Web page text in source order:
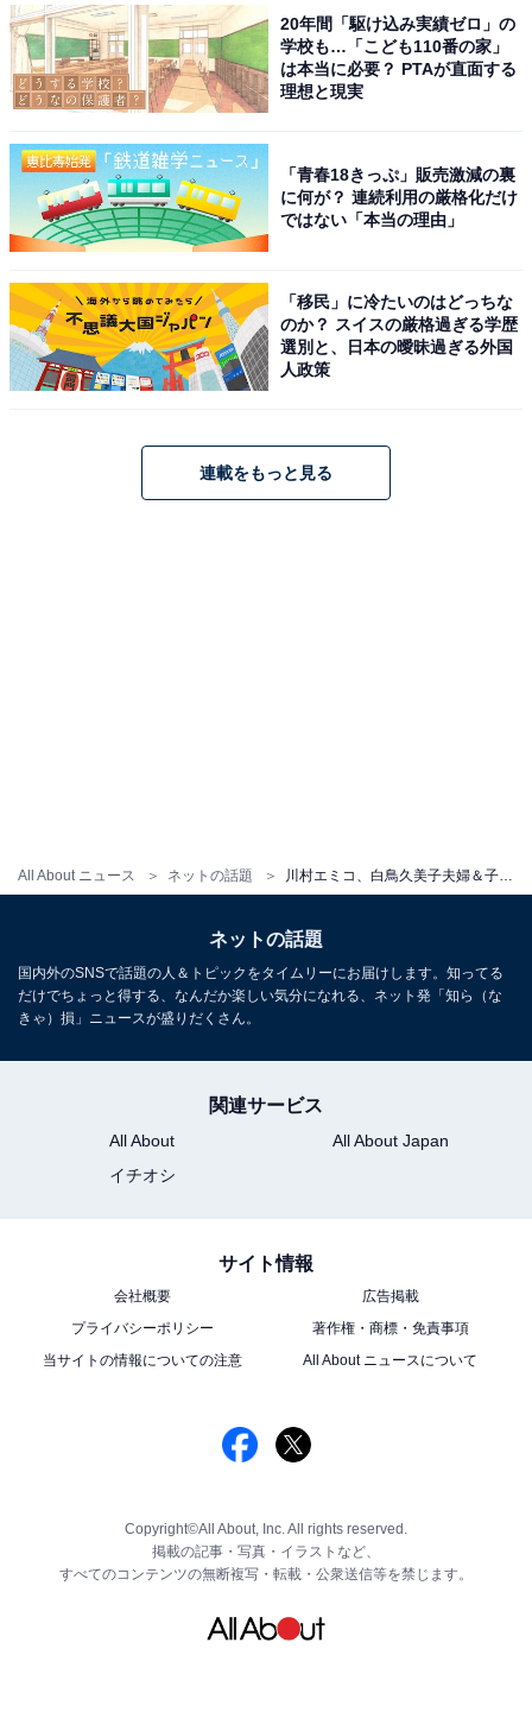
All About ニュース ネットの話題
20年間「駆け込み実績ゼロ」の
学校も…「こども110番の家」
は本当に必要？ PTAが直面する
理想と現実
「青春18きっぷ」販売激減の裏
に何が？ 連続利用の厳格化だけ
ではない「本当の理由」
「移民」に冷たいのはどっちな
のか？ スイスの厳格過ぎる学歴
選別と、日本の曖昧過ぎる外国
人政策
連載をもっと見る
ネットの話題
国内外のSNSで話題の人＆トピックをタイムリーにお届けします。知ってる
だけでちょっと得する、なんだか楽しい気分になれる、ネット発「知ら（な
きゃ）損」ニュースが盛りだくさん。
関連サービス
All About
All About Japan
イチオシ
サイト情報
会社概要
広告掲載
プライバシーポリシー
著作権・商標・免責事項
当サイトの情報についての注意
All About ニュースについて
Copyright©All About, Inc. All rights reserved.
掲載の記事・写真・イラストなど、
すべてのコンテンツの無断複写・転載・公衆送信等を禁じます。